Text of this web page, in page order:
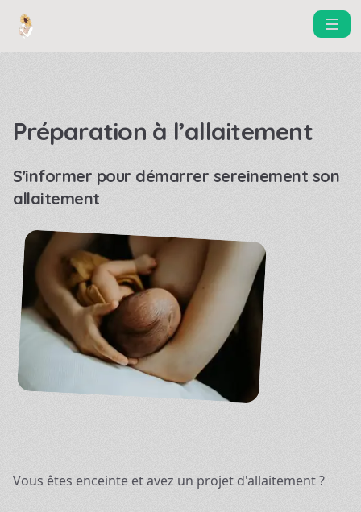
Préparation à l’allaitement
S'informer pour démarrer sereinement son
allaitement
Vous êtes enceinte et avez un projet d'allaitement ?